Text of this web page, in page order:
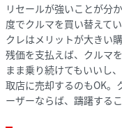
リセールが強いことが分
度でクルマを買い替えて
クレはメリットが大きい
残価を支払えば、クルマ
まま乗り続けてもいいし
取店に売却するのもOK。
ーザーならば、躊躇する